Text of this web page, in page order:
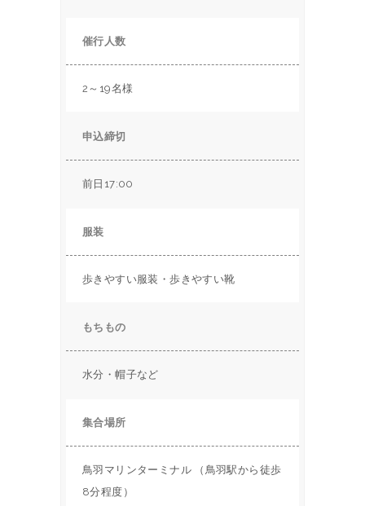
催行人数
2～19名様
申込締切
前日17:00
服装
歩きやすい服装・歩きやすい靴
もちもの
水分・帽子など
集合場所
鳥羽マリンターミナル （鳥羽駅から徒歩
8分程度）